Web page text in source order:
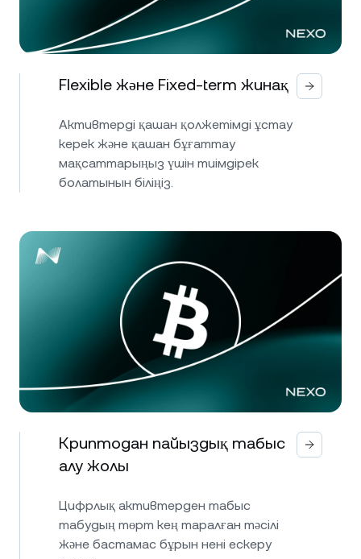
Flexible және Fixed-term жинақ
Активтерді қашан қолжетімді ұстау
керек және қашан бұғаттау
мақсаттарыңыз үшін тиімдірек
болатынын біліңіз.
Криптодан пайыздық табыс
алу жолы
Цифрлық активтерден табыс
табудың төрт кең таралған тәсілі
және бастамас бұрын нені ескеру